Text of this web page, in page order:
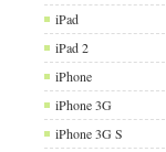
iPad
iPad 2
iPhone
iPhone 3G
iPhone 3G S